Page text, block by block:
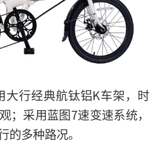
大行经典航钛铝K车架，时
；采用蓝图7速变速系统，
的多种路况。